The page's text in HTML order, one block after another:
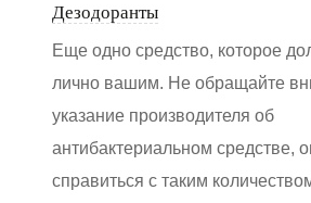
Дезодоранты
Еще одно средство, которое
лично вашим. Не обращайте
указание производителя об
антибактериальном средстве,
справиться с таким